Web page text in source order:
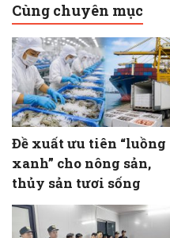
Cùng chuyên mục
Đề xuất ưu tiên “luồng
xanh” cho nông sản,
thủy sản tươi sống